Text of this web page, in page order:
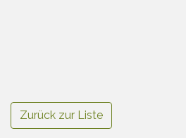
Zurück zur Liste